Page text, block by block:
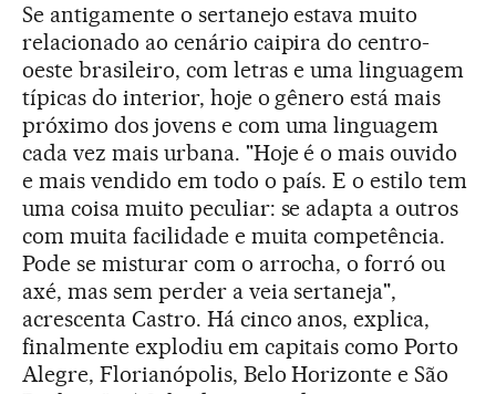
Se antigamente o sertanejo estava muito
relacionado ao cenário caipira do centro-
oeste brasileiro, com letras e uma linguagem
típicas do interior, hoje o gênero está mais
próximo dos jovens e com uma linguagem
cada vez mais urbana. "Hoje é o mais ouvido
e mais vendido em todo o país. E o estilo tem
uma coisa muito peculiar: se adapta a outros
com muita facilidade e muita competência.
Pode se misturar com o arrocha, o forró ou
axé, mas sem perder a veia sertaneja",
acrescenta Castro. Há cinco anos, explica,
finalmente explodiu em capitais como Porto
Alegre, Florianópolis, Belo Horizonte e São